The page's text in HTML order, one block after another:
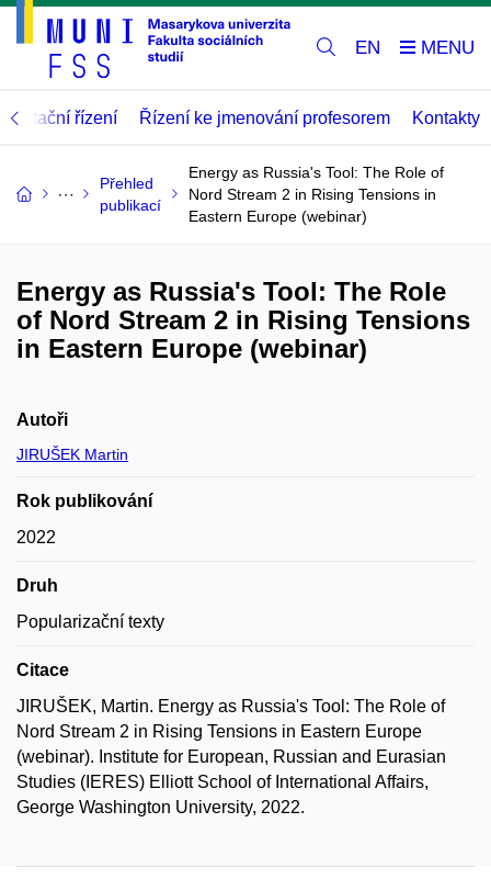
EN
řízení Řízení ke jmenování profesorem Kontakty
Přehled
publikací
Energy as Russia's Tool: The Role of
Nord Stream 2 in Rising Tensions in
Eastern Europe (webinar)
Energy as Russia's Tool: The Role
of Nord Stream 2 in Rising Tensions
in Eastern Europe (webinar)
Autoři
JIRUŠEK Martin
Rok publikování
2022
Druh
Popularizační texty
Citace
JIRUŠEK, Martin. Energy as Russia's Tool: The Role of
Nord Stream 2 in Rising Tensions in Eastern Europe
(webinar). Institute for European, Russian and Eurasian
Studies (IERES) Elliott School of International Affairs,
George Washington University, 2022.